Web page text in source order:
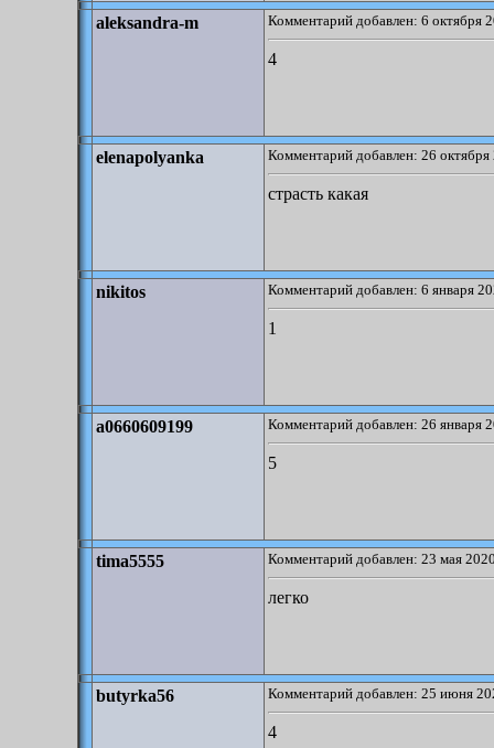
aleksandra-m Комментарий добавлен: 6 октября
4
elenapolyanka Комментарий добавлен: 26
страсть какая
nikitos Комментарий добавлен: 6 января
1
a0660609199 Комментарий добавлен: 26 января
5
tima5555 Комментарий добавлен: 23 мая
легко
butyrka56 Комментарий добавлен: 25 июня
4